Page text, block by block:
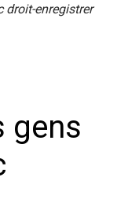
droit-enregistrer
gens